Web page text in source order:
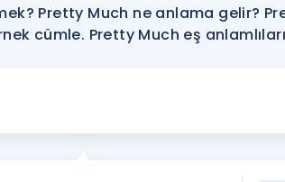
YDS ve YÖKDİL'e
Tüm ÖSYM
Pretty Much ne anlama gelir?
cümle. Pretty Much eş